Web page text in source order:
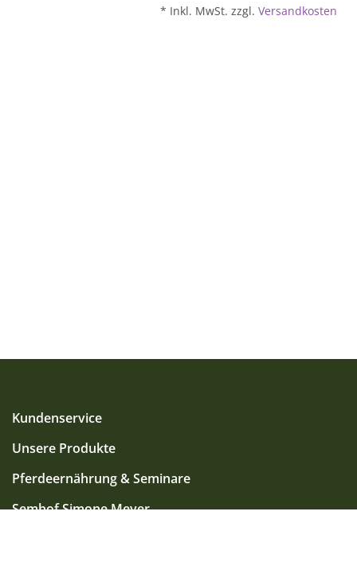
* Inkl. MwSt. zzgl. Versandkosten
Kundenservice
Unsere Produkte
Pferdeernährung & Seminare
Semhof Simone Meyer